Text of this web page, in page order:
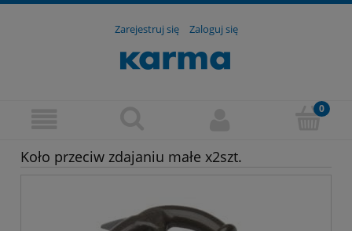
Zarejestruj się Zaloguj się
Koło przeciw zdajaniu małe x2szt.